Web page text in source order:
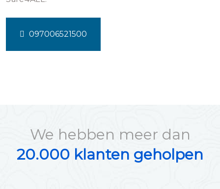
097006521500
We hebben meer dan
20.000 klanten geholpen